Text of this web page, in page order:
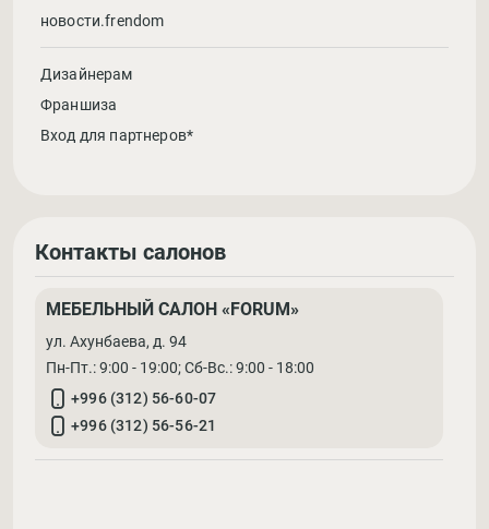
новости.frendom
Дизайнерам
Франшиза
Вход для партнеров*
Контакты салонов
МЕБЕЛЬНЫЙ САЛОН «FORUM»
ул. Ахунбаева, д. 94
Пн-Пт.: 9:00 - 19:00; Cб-Вс.: 9:00 - 18:00
+996 (312) 56-60-07
+996 (312) 56-56-21